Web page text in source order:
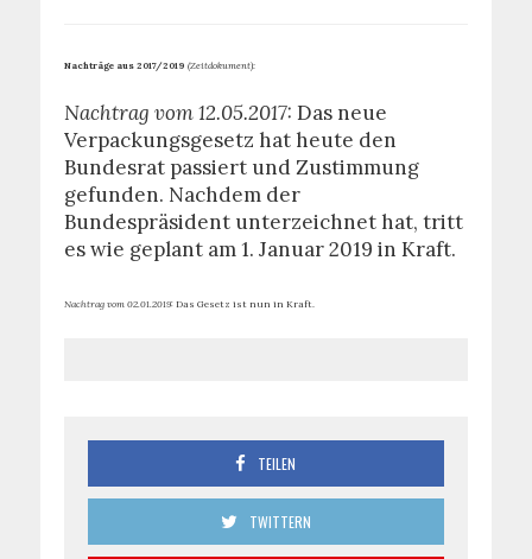
Nachträge aus 2017/2019 (Zeitdokument):
Nachtrag vom 12.05.2017: Das neue
Verpackungsgesetz hat heute den
Bundesrat passiert und Zustimmung
gefunden. Nachdem der
Bundespräsident unterzeichnet hat, tritt
es wie geplant am 1. Januar 2019 in Kraft.
Nachtrag vom 02.01.2019:Das Gesetz ist nun in Kraft.
TEILEN
TWITTERN